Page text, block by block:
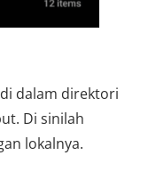
dalam direktori
Di sinilah
lokalnya.